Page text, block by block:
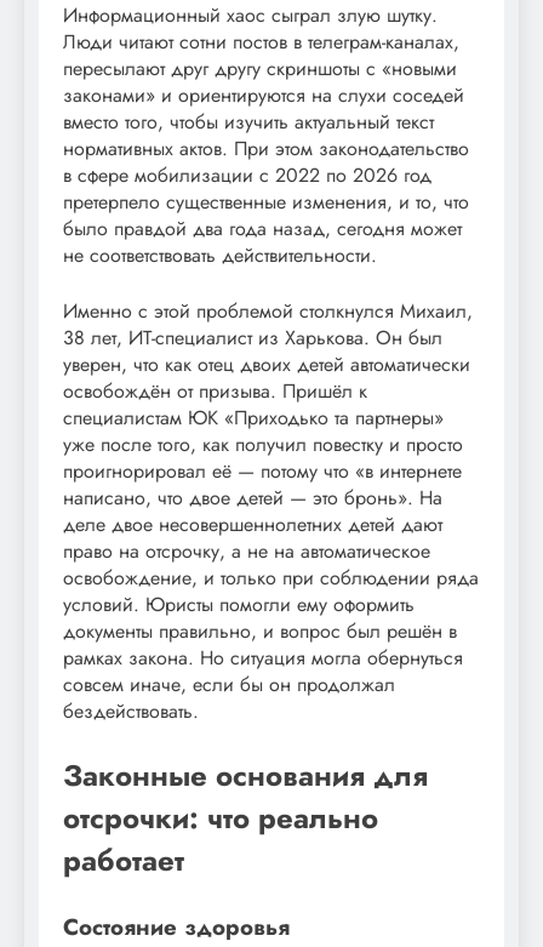
Информационный хаос сыграл злую шутку.
Люди читают сотни постов в телеграм-каналах,
пересылают друг другу скриншоты с «новыми
законами» и ориентируются на слухи соседей
вместо того, чтобы изучить актуальный текст
нормативных актов. При этом законодательство
в сфере мобилизации с 2022 по 2026 год
претерпело существенные изменения, и то, что
было правдой два года назад, сегодня может
не соответствовать действительности.
Именно с этой проблемой столкнулся Михаил,
38 лет, ИТ-специалист из Харькова. Он был
уверен, что как отец двоих детей автоматически
освобождён от призыва. Пришёл к
специалистам ЮК «Приходько та партнеры»
уже после того, как получил повестку и просто
проигнорировал её — потому что «в интернете
написано, что двое детей — это бронь». На
деле двое несовершеннолетних детей дают
право на отсрочку, а не на автоматическое
освобождение, и только при соблюдении ряда
условий. Юристы помогли ему оформить
документы правильно, и вопрос был решён в
рамках закона. Но ситуация могла обернуться
совсем иначе, если бы он продолжал
бездействовать.
Законные основания для
отсрочки: что реально
работает
Состояние здоровья